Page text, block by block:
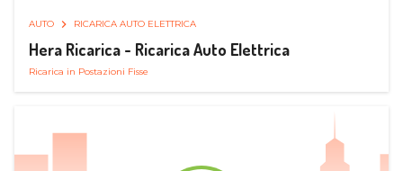
AUTO RICARICA AUTO ELETTRICA
Hera Ricarica - Ricarica Auto Elettrica
Ricarica in Postazioni Fisse